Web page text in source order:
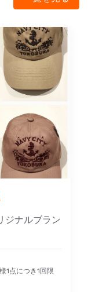
ジナルブラン
1点につき1回限